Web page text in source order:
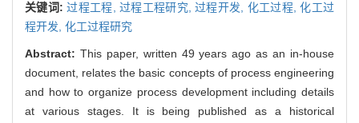
关键词:过程工程, 过程工程研究,过程开发, 化工过程,化工过
程开发, 化工过程研究
Abstract: This paper, written 49 years ago as an in-house
document, relates the basic concepts of process engineering
and how to organize process development including details
at various stages. It is being published as a historical